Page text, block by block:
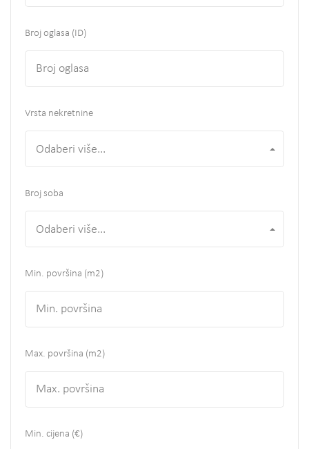
Broj oglasa (ID)
Vrsta nekretnine
Odaberi više...
Broj soba
Odaberi više...
Min. površina (m2)
Max. površina (m2)
Min. cijena (€)